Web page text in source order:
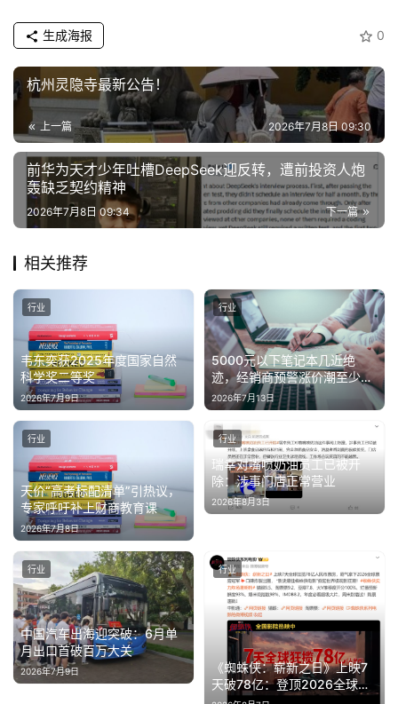
0
生成海报
杭州灵隐寺最新公告！
上一篇 2026年7月8日 09:30
前华为天才少年吐槽DeepSeek迎反转，遭前投资人炮
轰缺乏契约精神
下一篇
2026年7月8日 09:34
相关推荐
韦东奕获2025年度国家自然
科学奖二等奖
2026年7月9日
行业
5000元以下笔记本几近绝
迹，经销商预警涨价潮至少持
续一年
2026年7月13日
行业
天价“高考标配清单”引热议，
专家呼吁补上财商教育课
2026年7月8日
行业
瑞幸对嘴喷奶油员工已被开
除：涉事门店正常营业
2026年8月3日
行业
中国汽车出海迎突破：6月单
月出口首破百万大关
2026年7月9日
行业
《蜘蛛侠：崭新之日》上映7
天破78亿：登顶2026全球票
房冠军
行业